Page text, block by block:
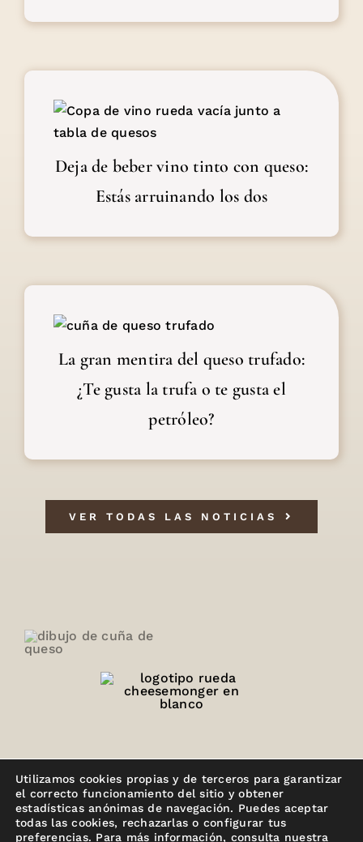
Deja de beber vino tinto con
queso: Estás arruinando los
Deja de beber vino tinto con queso:
Estás arruinando los dos
La gran mentira del queso
trufado: ¿Te gusta la trufa o
te gusta el petróleo?
La gran mentira del queso trufado:
¿Te gusta la trufa o te gusta el
petróleo?
VER TODAS LAS NOTICIAS
Utilizamos cookies propias y de terceros para garantizar
el correcto funcionamiento del sitio y obtener
estadísticas anónimas de navegación. Puedes aceptar
todas las cookies, rechazarlas o configurar tus
preferencias. Para más información, consulta nuestra